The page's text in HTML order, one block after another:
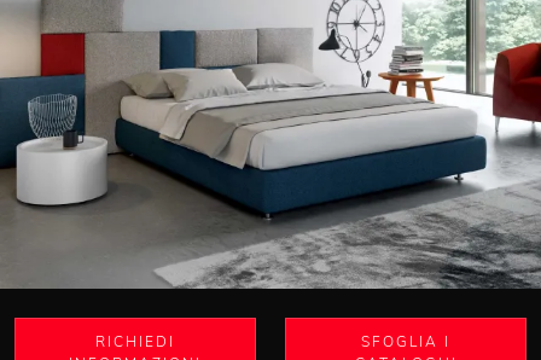
RICHIEDI
SFOGLIA I